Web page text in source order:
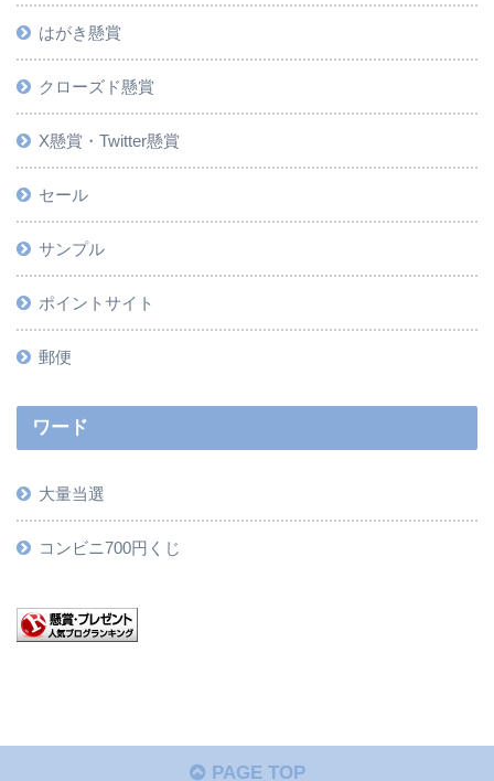
はがき懸賞
クローズド懸賞
X懸賞・Twitter懸賞
セール
サンプル
ポイントサイト
郵便
ワード
大量当選
コンビニ700円くじ
PAGE TOP